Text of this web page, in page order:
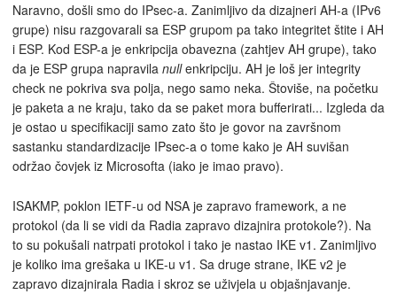
Naravno, došli smo do IPsec-a. Zanimljivo da dizajneri AH-a (IPv6
grupe) nisu razgovarali sa ESP grupom pa tako integritet štite i AH
i ESP. Kod ESP-a je enkripcija obavezna (zahtjev AH grupe), tako
da je ESP grupa napravila nullenkripciju. AH je loš jer integrity
check ne pokriva sva polja, nego samo neka. Štoviše, na početku
je paketa a ne kraju, tako da se paket mora bufferirati... Izgleda da
je ostao u specifikaciji samo zato što je govor na završnom
sastanku standardizacije IPsec-a o tome kako je AH suvišan
održao čovjek iz Microsofta (iako je imao pravo).
ISAKMP, poklon IETF-u od NSA je zapravo framework, a ne
protokol (da li se vidi da Radia zapravo dizajnira protokole?). Na
to su pokušali natrpati protokol i tako je nastao IKE v1. Zanimljivo
je koliko ima grešaka u IKE-u v1. Sa druge strane, IKE v2 je
zapravo dizajnirala Radia i skroz se uživjela u objašnjavanje.